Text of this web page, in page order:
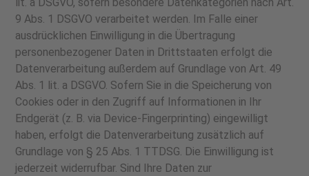
9 Abs. 1 DSGVO verarbeitet werden. Im Falle einer
ausdrücklichen Einwilligung in die Übertragung
personenbezogener Daten in Drittstaaten erfolgt die
Datenverarbeitung außerdem auf Grundlage von Art. 49
Abs. 1 lit. a DSGVO. Sofern Sie in die Speicherung von
Cookies oder in den Zugriff auf Informationen in Ihr
Endgerät (z. B. via Device-Fingerprinting) eingewilligt
haben, erfolgt die Datenverarbeitung zusätzlich auf
Grundlage von § 25 Abs. 1 TTDSG. Die Einwilligung ist
jederzeit widerrufbar. Sind Ihre Daten zur